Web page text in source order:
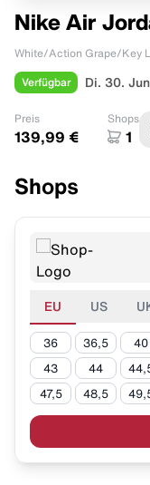
Nike Air
White/Action Grape/Key
Verfügbar Di. 30.
Preis
139,99 €
Shops
1
Shops
EU US
36 36,5 40
43 44
47,5 48,5